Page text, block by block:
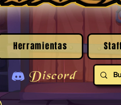
Herramientas
Discord